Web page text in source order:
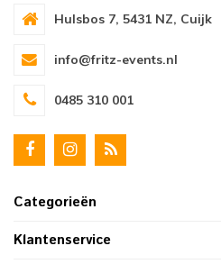
Hulsbos 7, 5431 NZ, Cuijk
info@fritz-events.nl
0485 310 001
Categorieën
Klantenservice